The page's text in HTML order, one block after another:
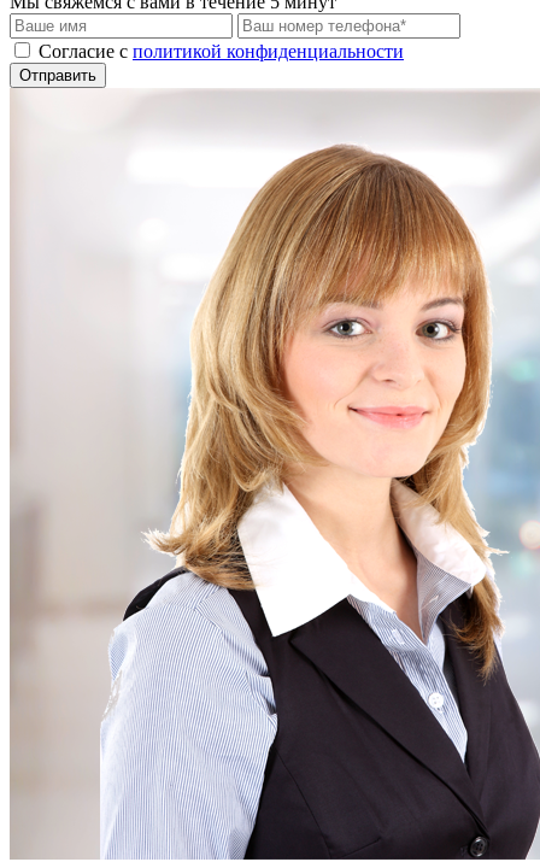
Cогласие с политикой конфиденциальности
Отправить